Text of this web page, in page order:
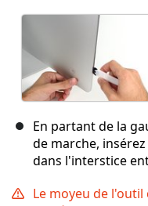
En partant de la
de marche,
dans l'interstice
Le moyeu de